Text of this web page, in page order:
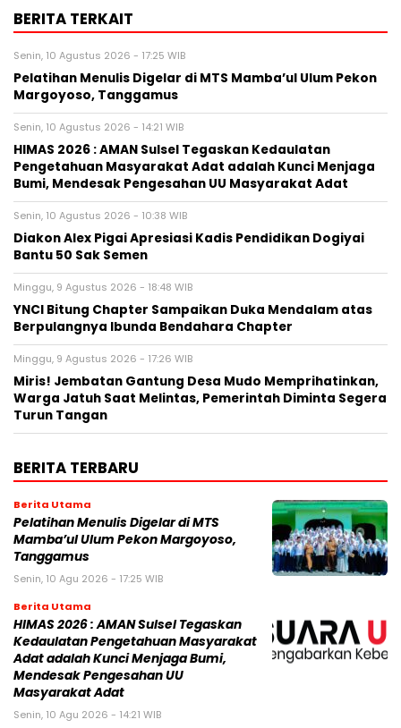
BERITA TERKAIT
Senin, 10 Agustus 2026 - 17:25 WIB
Pelatihan Menulis Digelar di MTS Mamba’ul Ulum Pekon
Margoyoso, Tanggamus
Senin, 10 Agustus 2026 - 14:21 WIB
HIMAS 2026 : AMAN Sulsel Tegaskan Kedaulatan
Pengetahuan Masyarakat Adat adalah Kunci Menjaga
Bumi, Mendesak Pengesahan UU Masyarakat Adat
Senin, 10 Agustus 2026 - 10:38 WIB
Diakon Alex Pigai Apresiasi Kadis Pendidikan Dogiyai
Bantu 50 Sak Semen
Minggu, 9 Agustus 2026 - 18:48 WIB
YNCI Bitung Chapter Sampaikan Duka Mendalam atas
Berpulangnya Ibunda Bendahara Chapter
Minggu, 9 Agustus 2026 - 17:26 WIB
Miris! Jembatan Gantung Desa Mudo Memprihatinkan,
Warga Jatuh Saat Melintas, Pemerintah Diminta Segera
Turun Tangan
BERITA TERBARU
Berita Utama
Pelatihan Menulis Digelar di MTS
Mamba’ul Ulum Pekon Margoyoso,
Tanggamus
Senin, 10 Agu 2026 - 17:25 WIB
Berita Utama
HIMAS 2026 : AMAN Sulsel Tegaskan
Kedaulatan Pengetahuan Masyarakat
Adat adalah Kunci Menjaga Bumi,
Mendesak Pengesahan UU
Masyarakat Adat
Senin, 10 Agu 2026 - 14:21 WIB